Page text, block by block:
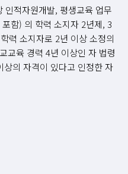
인적자원개발, 평생교육 업무
함) 의 학력 소지자 2년제, 3
력 소지자로 2년 이상 소정의
교육 경력 4년 이상인 자 법령
의 자격이 있다고 인정한 자